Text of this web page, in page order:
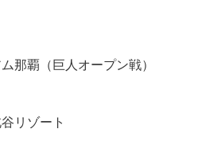
那覇（巨人オープン戦）
リゾート